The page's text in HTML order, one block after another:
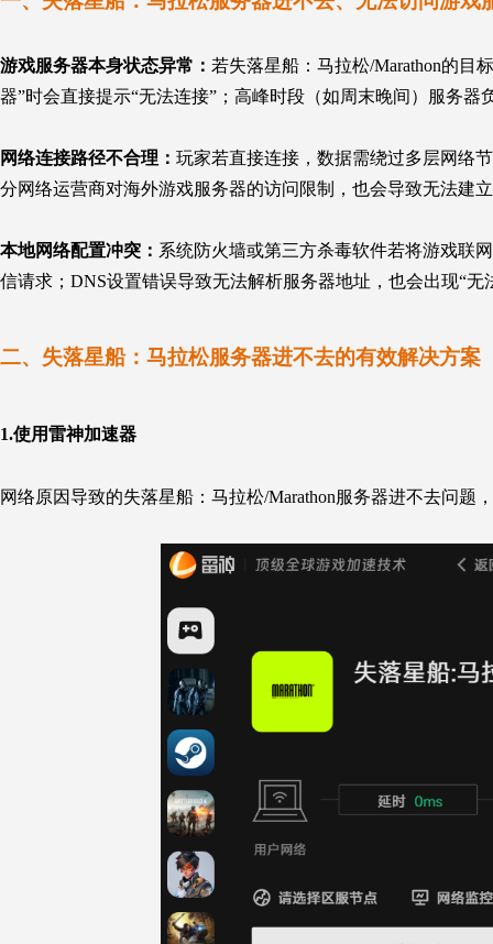
游戏服务器本身状态异常： 若失落星船：马拉松/Marathon的目
器”时会直接提示“无法连接”；高峰时段（如周末晚间）服务
网络连接路径不合理： 玩家若直接连接，数据需绕过多层网络
分网络运营商对海外游戏服务器的访问限制，也会导致无法建
本地网络配置冲突： 系统防火墙或第三方杀毒软件若将游戏联
信请求；DNS设置错误导致无法解析服务器地址，也会出现“无
二、失落星船： 马拉松服务器进不去的有效解决方案
1.使用雷神加速器
网络原因导致的失落星船： 马拉松/Marathon服务器进不去问题